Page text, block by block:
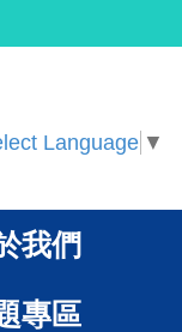
Language ▼
我們
專區